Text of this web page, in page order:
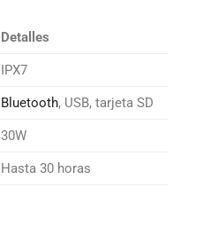
Detalles
IPX7
Bluetooth, USB, tarjeta SD
30W
Hasta 30 horas